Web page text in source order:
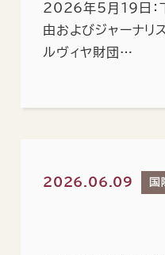
2026年5月19日：
由およびジャーナリ
ルヴィヤ財団…
2026.06.09 国